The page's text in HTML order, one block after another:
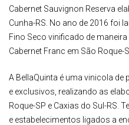
Cabernet Sauvignon Reserva
Cunha-RS. No ano de 2016 foi
Fino Seco vinificado de
Cabernet Franc em São Roque-
A BellaQuinta é uma vinicola
e exclusivos, realizando as
Roque-SP e Caxias do Sul-RS.
e estabelecimentos ligados a